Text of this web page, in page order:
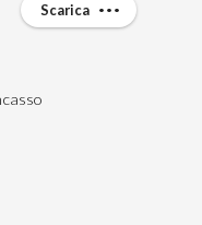
Scarica